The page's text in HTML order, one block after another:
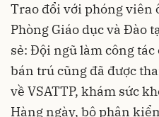
Trao đổi với phóng viên
Phòng Giáo dục và Đào
sẻ: Đội ngũ làm công
bán trú cũng đã được
về VSATTP, khám sức
Hàng ngày, bộ phận